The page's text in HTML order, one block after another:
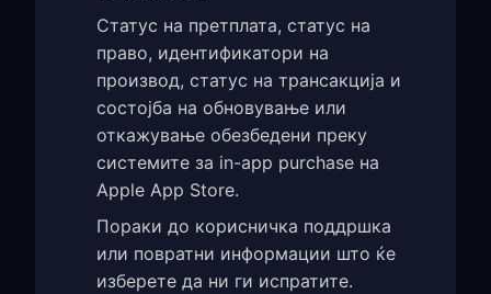
Статус на претплата, статус на
право, идентификатори на
производ, статус на трансакција и
состојба на обновување или
откажување обезбедени преку
системите за in-app purchase на
Apple App Store.
Пораки до корисничка поддршка
или повратни информации што ќе
изберете да ни ги испратите.